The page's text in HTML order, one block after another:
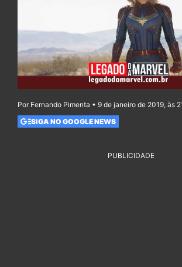
Por Fernando Pimenta • 9 de janeiro de 2019, às
SIGA NO GOOGLE NEWS
PUBLICIDADE